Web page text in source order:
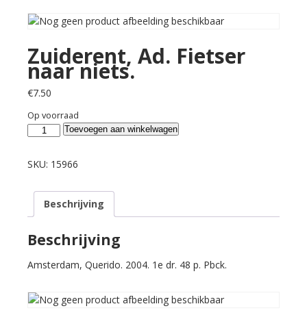
Zuiderent, Ad. Fietser
naar niets.
€7.50
Op voorraad
Zuiderent,
Fietser
niets.
aantal
Toevoegen aan winkelwagen
SKU: 15966
Beschrijving
Beschrijving
Amsterdam, Querido. 2004. 1e dr. 48 p. Pbck.